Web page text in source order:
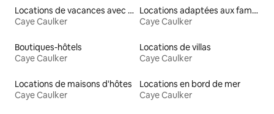
Locations de vacances avec piscine
Caye Caulker
Locations adaptées aux familles
Caye Caulker
Boutiques-hôtels
Caye Caulker
Locations de villas
Caye Caulker
Locations de maisons d'hôtes
Caye Caulker
Locations en bord de mer
Caye Caulker